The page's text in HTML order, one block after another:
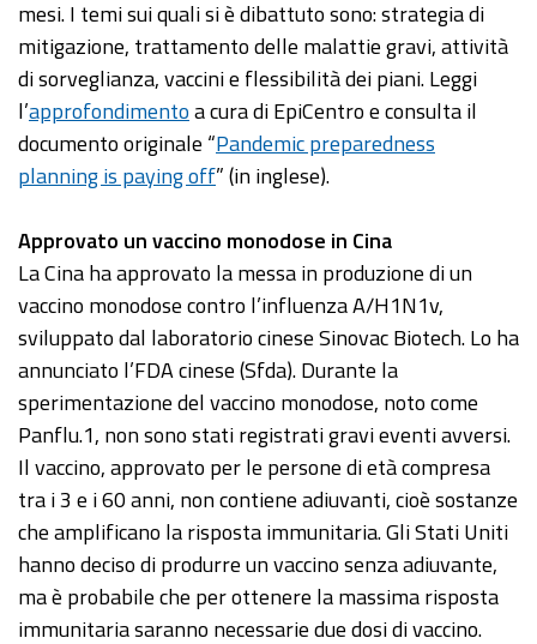
mesi. I temi sui quali si è dibattuto sono: strategia di
mitigazione, trattamento delle malattie gravi, attività
di sorveglianza, vaccini e flessibilità dei piani. Leggi
l’approfondimentoa cura di EpiCentro e consulta il
documento originale “Pandemic preparedness
planning is paying off” (in inglese).
Approvato un vaccino monodose in Cina
La Cina ha approvato la messa in produzione di un
vaccino monodose contro l’influenza A/H1N1v,
sviluppato dal laboratorio cinese Sinovac Biotech. Lo ha
annunciato l’FDA cinese (Sfda). Durante la
sperimentazione del vaccino monodose, noto come
Panflu.1, non sono stati registrati gravi eventi avversi.
Il vaccino, approvato per le persone di età compresa
tra i 3 e i 60 anni, non contiene adiuvanti, cioè sostanze
che amplificano la risposta immunitaria. Gli Stati Uniti
hanno deciso di produrre un vaccino senza adiuvante,
ma è probabile che per ottenere la massima risposta
immunitaria saranno necessarie due dosi di vaccino.